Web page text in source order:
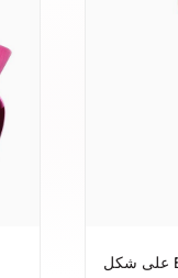
فرشاة كريم الأساس BS-MALL على شكل